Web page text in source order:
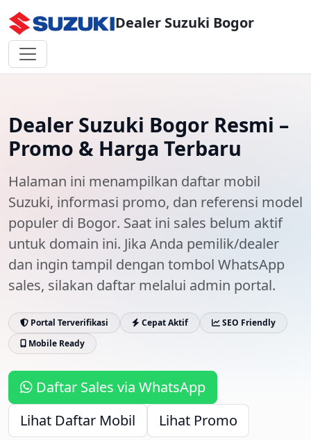
Dealer Suzuki Bogor
Dealer Suzuki Bogor Resmi –
Promo & Harga Terbaru
Halaman ini menampilkan daftar mobil
Suzuki, informasi promo, dan referensi model
populer di Bogor. Saat ini sales belum aktif
untuk domain ini. Jika Anda pemilik/dealer
dan ingin tampil dengan tombol WhatsApp
sales, silakan daftar melalui admin portal.
Portal Terverifikasi Cepat Aktif
SEO Friendly
Mobile Ready
Daftar Sales via WhatsApp
Lihat Daftar Mobil
Lihat Promo